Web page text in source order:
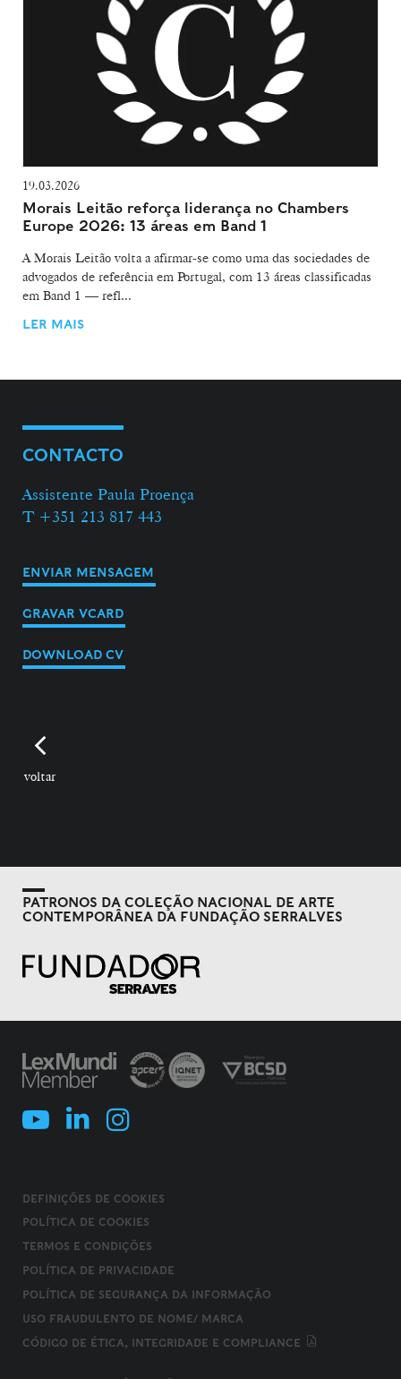
19.03.2026
Morais Leitão reforça liderança no Chambers
Europe 2026: 13 áreas em Band 1
A Morais Leitão volta a afirmar-se como uma das sociedades de
advogados de referência em Portugal, com 13 áreas classificadas
em Band 1 — refl...
LER MAIS
CONTACTO
Assistente Paula Proença
T +351 213 817 443
ENVIAR MENSAGEM
GRAVAR VCARD
DOWNLOAD CV
voltar
PATRONOS DA COLEÇÃO NACIONAL DE ARTE
CONTEMPORÂNEA DA FUNDAÇÃO SERRALVES
DEFINIÇÕES DE COOKIES
POLÍTICA DE COOKIES
TERMOS E CONDIÇÕES
POLÍTICA DE PRIVACIDADE
POLÍTICA DE SEGURANÇA DA INFORMAÇÃO
USO FRAUDULENTO DE NOME/ MARCA
CÓDIGO DE ÉTICA, INTEGRIDADE E COMPLIANCE